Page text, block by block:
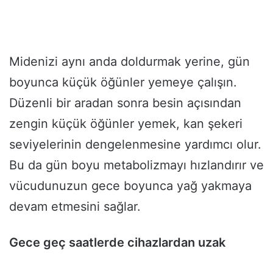
Midenizi aynı anda doldurmak yerine, gün
boyunca küçük öğünler yemeye çalışın.
Düzenli bir aradan sonra besin açısından
zengin küçük öğünler yemek, kan şekeri
seviyelerinin dengelenmesine yardımcı olur.
Bu da gün boyu metabolizmayı hızlandırır ve
vücudunuzun gece boyunca yağ yakmaya
devam etmesini sağlar.
Gece geç saatlerde cihazlardan uzak